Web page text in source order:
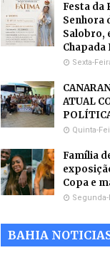
Festa da
Senhora
Salobro,
Sexta-
ATUAL
Quinta-
Família
Copa e
BAHIA